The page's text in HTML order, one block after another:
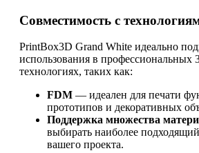
Совместимость с
PrintBox3D Grand White идеально
использования в профессиональных
технологиях, таких как:
FDM — идеален для печати
прототипов и декоративных
Поддержка множества
выбирать наиболее
вашего проекта.